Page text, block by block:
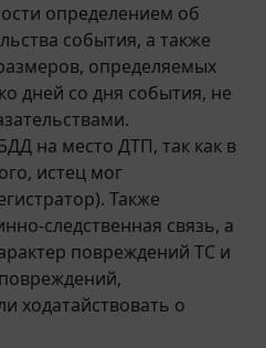
определением об
события, а также
определяемых
дней со дня события, не
на место ДТП, так как в
истец мог
Также
следственная связь, а
повреждений ТС и
ходатайствовать о